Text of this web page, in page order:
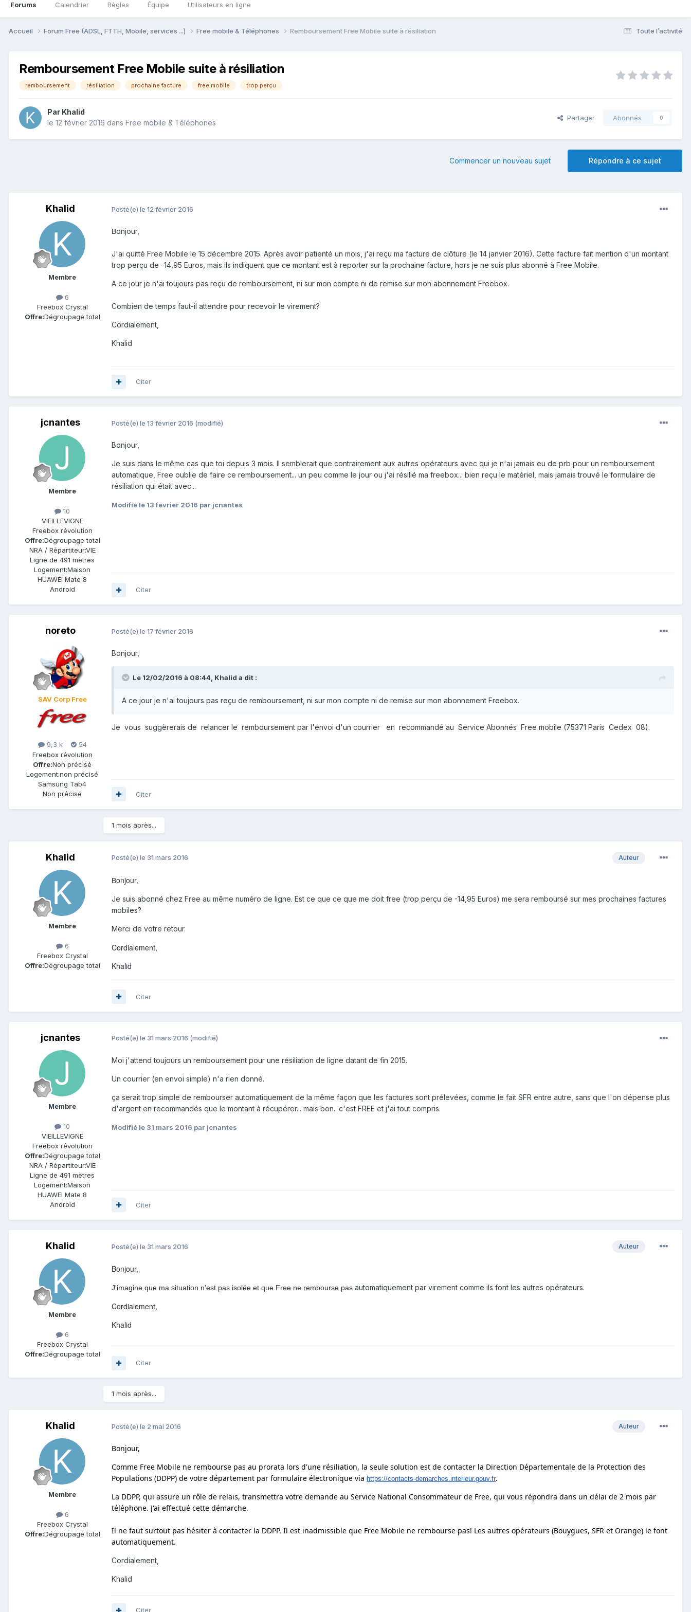
Forums Calendrier Règles Équipe Utilisateurs en ligne
Toute l’activité
Accueil Forum Free (ADSL, FTTH, Mobile, services ...) Free mobile & Téléphones Remboursement Free Mobile suite à résiliation
Remboursement Free Mobile suite à résiliation
remboursement résiliation prochaine facture free mobile trop perçu
Par Khalid
le 12 février 2016 dans Free mobile & Téléphones
Partager Abonnés 0
Répondre à ce sujet
Commencer un nouveau sujet
Khalid
Membre
6
Freebox Crystal
Offre:Dégroupage total
Posté(e) le 12 février 2016
Bonjour,
J'ai quitté Free Mobile le 15 décembre 2015. Après avoir patienté un mois, j'ai reçu ma facture de clôture (le 14 janvier 2016). Cette facture fait mention d'un montant
trop perçu de -14,95 Euros, mais ils indiquent que ce montant est à reporter sur la prochaine facture, hors je ne suis plus abonné à Free Mobile.
A ce jour je n'ai toujours pas reçu de remboursement, ni sur mon compte ni de remise sur mon abonnement Freebox.
Combien de temps faut-il attendre pour recevoir le virement?
Cordialement,
Khalid
Citer
jcnantes
Membre
10
VIEILLEVIGNE
Freebox révolution
Offre:Dégroupage total
NRA / Répartiteur:VIE
Ligne de 491 mètres
Logement:Maison
HUAWEI Mate 8
Android
Posté(e) le 13 février 2016 (modifié)
Bonjour,
Je suis dans le même cas que toi depuis 3 mois. Il semblerait que contrairement aux autres opérateurs avec qui je n'ai jamais eu de prb pour un remboursement
automatique, Free oublie de faire ce remboursement... un peu comme le jour ou j'ai résilié ma freebox... bien reçu le matériel, mais jamais trouvé le formulaire de
résiliation qui était avec...
Modifié le 13 février 2016 par jcnantes
Citer
noreto
SAV Corp Free
9,3 k
54
Freebox révolution
Offre:Non précisé
Logement:non précisé
Samsung Tab4
Non précisé
Posté(e) le 17 février 2016
Bonjour,
Le 12/02/2016 à 08:44, Khalid a dit :
A ce jour je n'ai toujours pas reçu de remboursement, ni sur mon compte ni de remise sur mon abonnement Freebox.
Je vous suggèrerais de relancer le remboursement par l'envoi d'un courrier en recommandé au Service Abonnés Free mobile (75371 Paris Cedex 08).
Citer
1 mois après...
Khalid
Membre
6
Freebox Crystal
Offre:Dégroupage total
Auteur
Posté(e) le 31 mars 2016
Bonjour,
Je suis abonné chez Free au même numéro de ligne. Est ce que ce que me doit free (trop perçu de -14,95 Euros) me sera remboursé sur mes prochaines factures
mobiles?
Merci de votre retour.
Cordialement,
Khalid
Citer
jcnantes
Membre
10
VIEILLEVIGNE
Freebox révolution
Offre:Dégroupage total
NRA / Répartiteur:VIE
Ligne de 491 mètres
Logement:Maison
HUAWEI Mate 8
Android
Posté(e) le 31 mars 2016 (modifié)
Moi j'attend toujours un remboursement pour une résiliation de ligne datant de fin 2015.
Un courrier (en envoi simple) n'a rien donné.
ça serait trop simple de rembourser automatiquement de la même façon que les factures sont prélevées, comme le fait SFR entre autre, sans que l'on dépense plus
d'argent en recommandés que le montant à récupérer... mais bon.. c'est FREE et j'ai tout compris.
Modifié le 31 mars 2016 par jcnantes
Citer
Khalid
Membre
6
Freebox Crystal
Offre:Dégroupage total
Auteur
Posté(e) le 31 mars 2016
Bonjour,
J'imagine que ma situation n'est pas isolée et que Free ne rembourse pas automatiquement par virement comme ils font les autres opérateurs.
Cordialement,
Khalid
Citer
1 mois après...
Khalid
Membre
6
Freebox Crystal
Offre:Dégroupage total
Auteur
Posté(e) le 2 mai 2016
Bonjour,
Comme Free Mobile ne rembourse pas au prorata lors d'une résiliation, la seule solution est de contacter la Direction Départementale de la Protection des
Populations (DDPP) de votre département par formulaire électronique via https://contacts-demarches.interieur.gouv.fr.
La DDPP, qui assure un rôle de relais, transmettra votre demande au Service National Consommateur de Free, qui vous répondra dans un délai de 2 mois par
téléphone. J'ai effectué cette démarche.
Il ne faut surtout pas hésiter à contacter la DDPP. Il est inadmissible que Free Mobile ne rembourse pas! Les autres opérateurs (Bouygues, SFR et Orange) le font
automatiquement.
Cordialement,
Khalid
Citer